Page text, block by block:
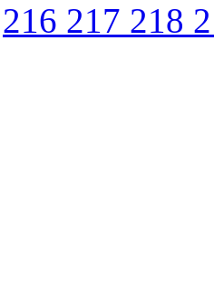
216 217 218